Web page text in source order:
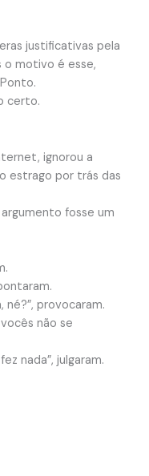
justificativas pela
o motivo é esse,
certo.
ignorou a
estrago por trás das
fosse um
né?”, provocaram.
não se
nada”, julgaram.